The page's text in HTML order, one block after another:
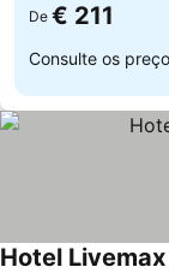
De € 211
Consulte os
Hotel